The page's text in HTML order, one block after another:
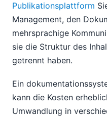
Publikationsplattform
Management, den
mehrsprachige
sie die Struktur des
getrennt haben.
Ein
kann die Kosten
Umwandlung in